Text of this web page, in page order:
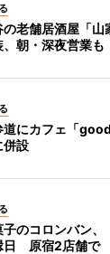
の老舗居酒屋「
、朝・深夜営業も
道にカフェ「
併設
子のコロンバン、
日 原宿2店舗で